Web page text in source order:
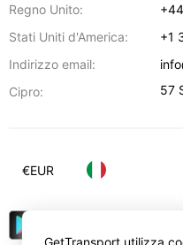
Regno Unito:
Stati Uniti d'America:
+1
Indirizzo email:
Cipro:
57
€EUR
GetTransport utilizza